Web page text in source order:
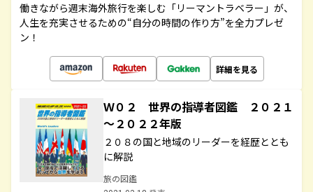
働きながら週末海外旅行を楽しむ「リーマントラベラー」が、
人生を充実させるための“自分の時間の作り方”を全力プレゼ
ン！
詳細を見る
Ｗ０２ 世界の指導者図鑑 ２０２１
～２０２２年版
２０８の国と地域のリーダーを経歴ととも
に解説
旅の図鑑